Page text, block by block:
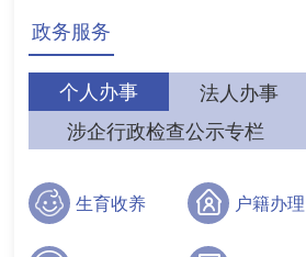
政务服务
个人办事
法人办事
涉企行政检查公示专栏
生育收养 户籍办理